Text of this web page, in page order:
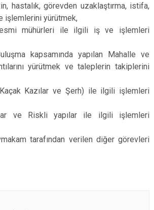
hastalık, görevden uzaklaştırma, istifa,
işlemlerini yürütmek,
mühürleri ile ilgili iş ve işlemleri
kapsamında yapılan Mahalle ve
yürütmek ve taleplerin takiplerini
Kazılar ve Şerh) ile ilgili işlemleri
ve Riskli yapılar ile ilgili işlemleri
tarafından verilen diğer görevleri